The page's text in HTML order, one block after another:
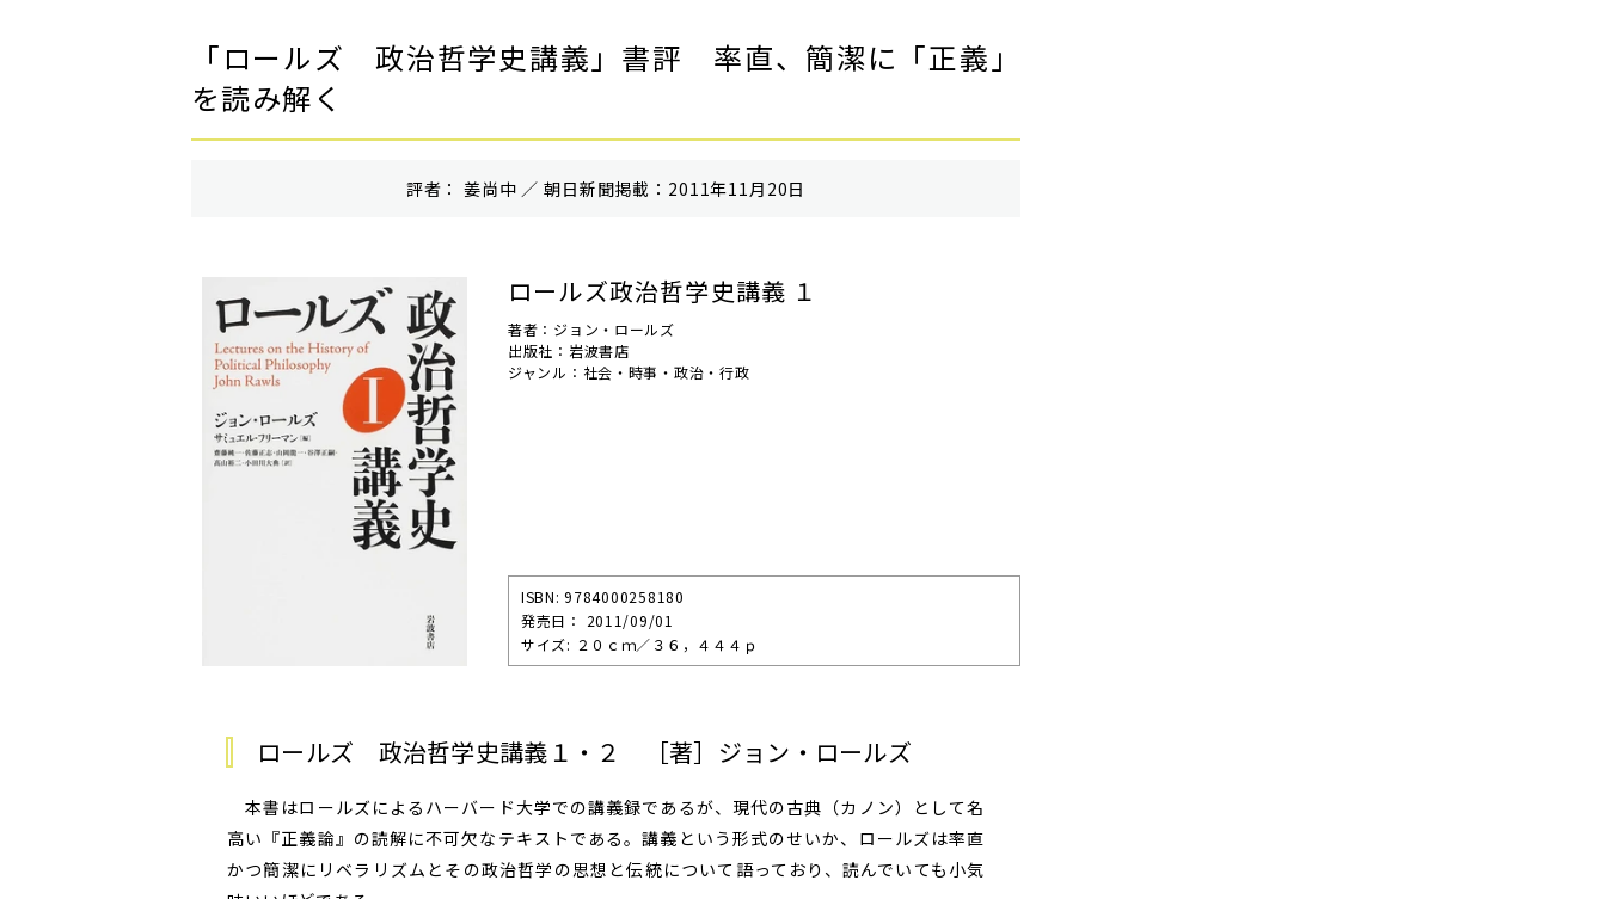
「ロールズ 政治哲学史講義」書評 率直、簡潔に「正義」
を読み解く
評者： 姜尚中 ／ 朝⽇新聞掲載：2011年11月20日
ロールズ政治哲学史講義 １
著者：ジョン・ロールズ
出版社：岩波書店
ジャンル：社会・時事・政治・行政
ISBN: 9784000258180
発売⽇： 2011/09/01
サイズ: ２０ｃｍ／３６，４４４ｐ
ロールズ 政治哲学史講義１・２ ［著］ジョン・ロールズ
本書はロールズによるハーバード大学での講義録であるが、現代の古典（カノン）として名
高い『正義論』の読解に不可欠なテキストである。講義という形式のせいか、ロールズは率直
かつ簡潔にリベラリズムとその政治哲学の思想と伝統について語っており、読んでいても小気